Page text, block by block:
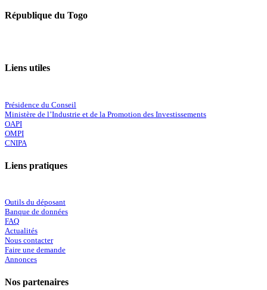
République du Togo
Liens utiles
Présidence du Conseil
Ministère de l’Industrie et de la Promotion des Investissements
OAPI
OMPI
CNIPA
Liens pratiques
Outils du déposant
Banque de données
FAQ
Actualités
Nous contacter
Faire une demande
Annonces
Nos partenaires